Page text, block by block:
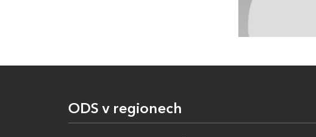
ODS v regionech